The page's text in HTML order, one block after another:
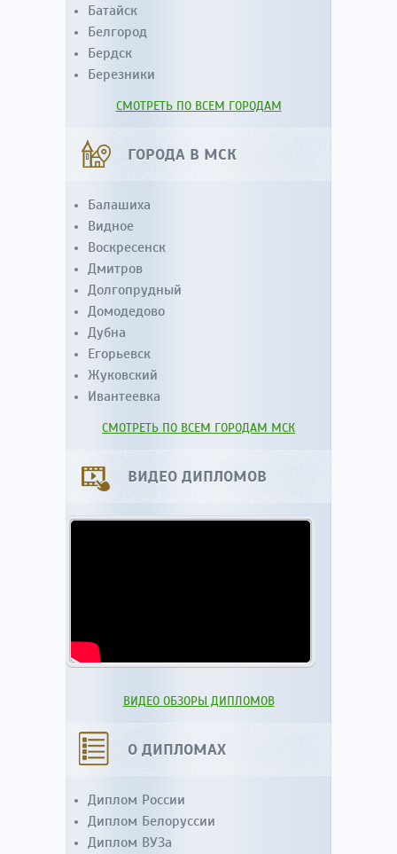
Батайск
Белгород
Бердск
Березники
СМОТРЕТЬ ПО ВСЕМ ГОРОДАМ
ГОРОДА В МСК
Балашиха
Видное
Воскресенск
Дмитров
Долгопрудный
Домодедово
Дубна
Егорьевск
Жуковский
Ивантеевка
СМОТРЕТЬ ПО ВСЕМ ГОРОДАМ МСК
ВИДЕО ДИПЛОМОВ
ВИДЕО ОБЗОРЫ ДИПЛОМОВ
О ДИПЛОМАХ
Диплом России
Диплом Белоруссии
Диплом ВУЗа